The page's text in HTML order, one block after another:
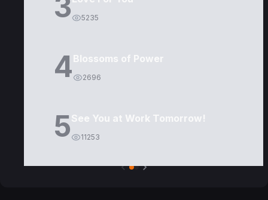
5235
4Blossoms of Power
2696
5See You at Work Tomorrow!
11253